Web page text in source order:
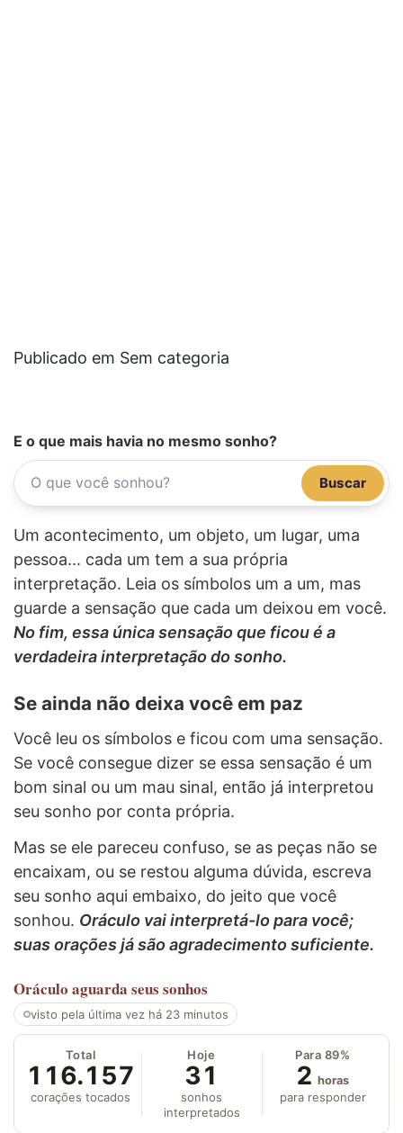
Publicado em Sem categoria
E o que mais havia no mesmo sonho?
Buscar
Um acontecimento, um objeto, um lugar, uma
pessoa... cada um tem a sua própria
interpretação. Leia os símbolos um a um, mas
guarde a sensação que cada um deixou em você.
No fim, essa única sensação que ficou é a
verdadeira interpretação do sonho.
Se ainda não deixa você em paz
Você leu os símbolos e ficou com uma sensação.
Se você consegue dizer se essa sensação é um
bom sinal ou um mau sinal, então já interpretou
seu sonho por conta própria.
Mas se ele pareceu confuso, se as peças não se
encaixam, ou se restou alguma dúvida, escreva
seu sonho aqui embaixo, do jeito que você
sonhou. Oráculo vai interpretá-lo para você;
suas orações já são agradecimento suficiente.
Oráculo aguarda seus sonhos
visto pela última vez há 23 minutos
Total
116.157
corações tocados
Hoje
31
sonhos
interpretados
Para 89%
2 horas
para responder